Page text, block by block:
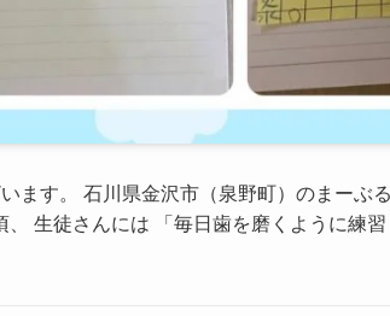
ます。 石川県金沢市（泉野町）のまーぶ
生徒さんには 「毎日歯を磨くように練